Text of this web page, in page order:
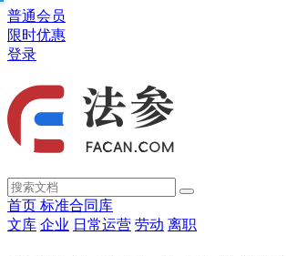
普通会员
限时优惠
登录
首页 标准合同库
文库 企业 日常运营 劳动 离职